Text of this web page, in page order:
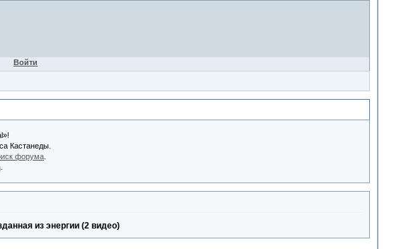
Войти
Кастанеды.
форума
.
из энергии (2 видео)